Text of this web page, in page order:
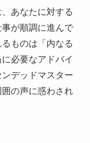
あなたに対する
が順調に進んで
ものは「内なる
必要なアドバイ
デッドマスター
の声に惑わされ